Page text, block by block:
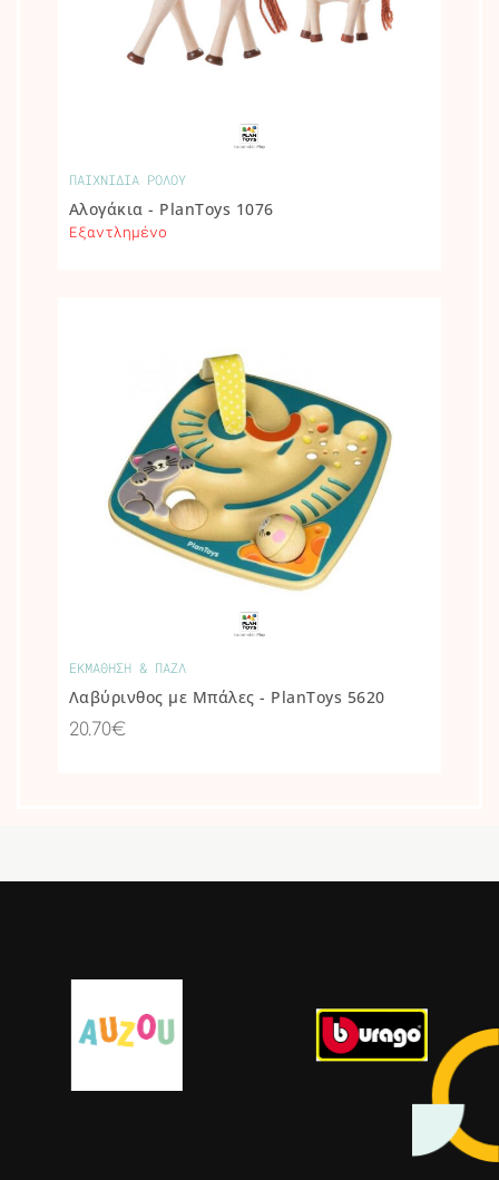
ΠΑΙΧΝΙΔΙΑ ΡΟΛΟΥ
Αλογάκια - PlanToys 1076
Εξαντλημένο
ΕΚΜΑΘΗΣΗ & ΠΑΖΛ
Λαβύρινθος με Μπάλες - PlanToys 5620
20.70€